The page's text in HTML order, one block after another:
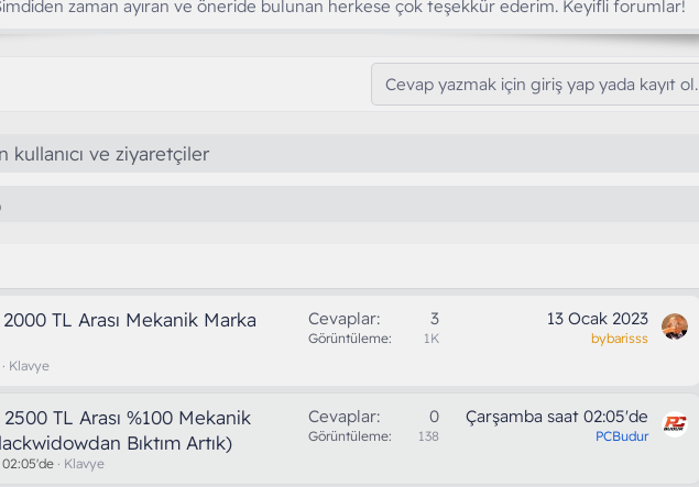
zaman ayıran ve öneride bulunan herkese çok teşekkür ederim. Keyifli forumlar!
Cevap yazmak için giriş yap yada kayıt ol.
ve ziyaretçiler
TL Arası Mekanik Marka
Klavye
Cevaplar 3
Görüntüleme 1K
13 Ocak 2023
bybarisss
TL Arası %100 Mekanik
Bıktım Artık)
02:05'de Klavye
Cevaplar 0
Görüntüleme 138
Çarşamba saat 02:05'de
PCBudur